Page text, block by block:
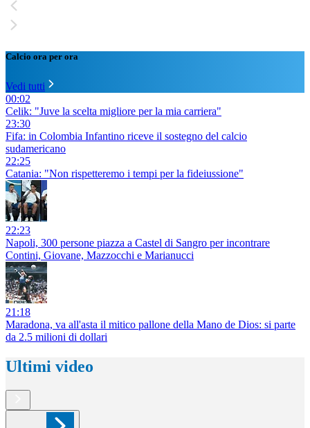
Calcio ora per ora
Vedi tutti
00:02
Celik: "Juve la scelta migliore per la mia carriera"
23:30
Fifa: in Colombia Infantino riceve il sostegno del calcio
sudamericano
22:25
Catania: "Non rispetteremo i tempi per la fideiussione"
22:23
Napoli, 300 persone piazza a Castel di Sangro per incontrare
Contini, Giovane, Mazzocchi e Marianucci
21:18
Maradona, va all'asta il mitico pallone della Mano de Dios: si parte
da 2.5 milioni di dollari
Ultimi video